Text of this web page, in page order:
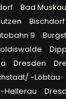
Bad Muskau
Bischdorf
9
Dresden
-Löbtau
Hellerau